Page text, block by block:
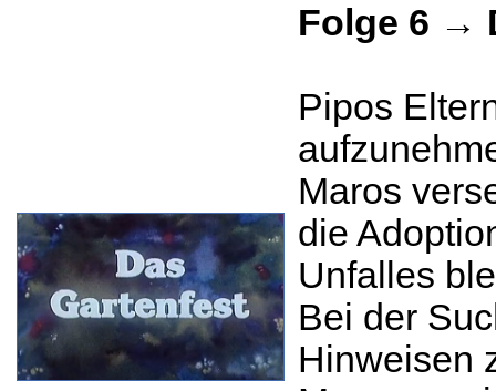
Folge 6 →
Pipos
Maros
die
Unfalles
Bei der
Hinweisen